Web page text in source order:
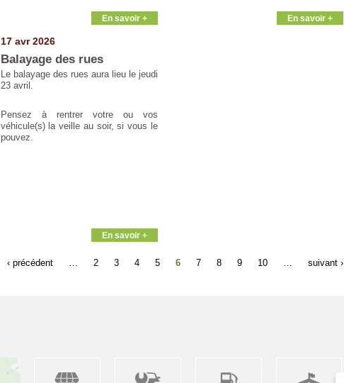
En savoir + En savoir +
17 avr 2026
Balayage des rues
Le balayage des rues aura lieu le jeudi
23 avril.
Pensez à rentrer votre ou vos
véhicule(s) la veille au soir, si vous le
pouvez.
En savoir +
‹ précédent 2 3 4 5 6 7 8 9 10 suivant ›